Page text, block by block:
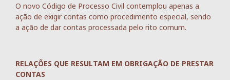
O novo Código de Processo Civil contemplou apenas a
ação de exigir contas como procedimento especial, sendo
a ação de dar contas processada pelo rito comum.
RELAÇÕES QUE RESULTAM EM OBRIGAÇÃO DE PRESTAR
CONTAS